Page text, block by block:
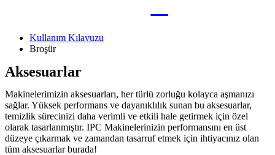
Kullanım Kılavuzu
Broşür
Aksesuarlar
Makinelerimizin aksesuarları, her türlü zorluğu kolayca aşmanızı
sağlar. Yüksek performans ve dayanıklılık sunan bu aksesuarlar,
temizlik sürecinizi daha verimli ve etkili hale getirmek için özel
olarak tasarlanmıştır. IPC Makinelerinizin performansını en üst
düzeye çıkarmak ve zamandan tasarruf etmek için ihtiyacınız olan
tüm aksesuarlar burada!